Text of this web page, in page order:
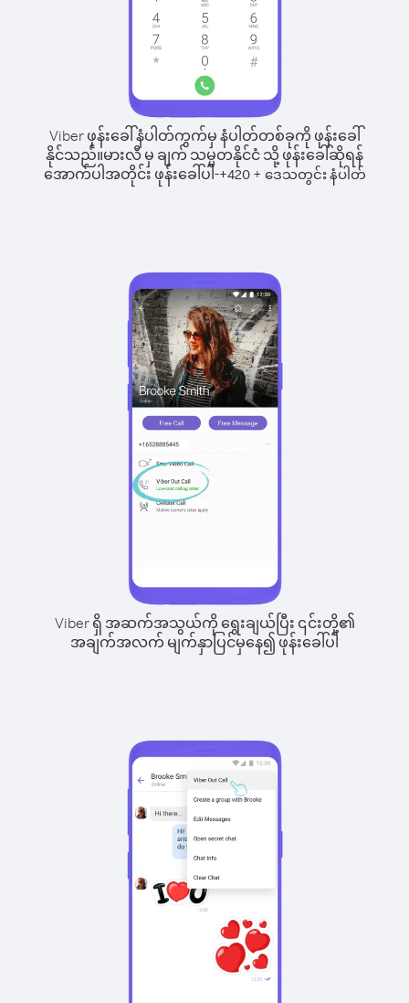
Viber ဖုန်းခေါ်နံပါတ်ကွက်မှ နံပါတ်တစ်ခုကို ဖုန်းခေါ်
နိုင်သည်။မားလီ မှ ချက် သမ္မတနိုင်ငံ သို့ ဖုန်းခေါ်ဆိုရန်
အောက်ပါအတိုင်း ဖုန်းခေါ်ပါ-+420+ ဒေသတွင်း နံပါတ်
Viber ရှိ အဆက်အသွယ်ကို ရွေးချယ်ပြီး ၎င်းတို့၏
အချက်အလက် မျက်နှာပြင်မှနေ၍ ဖုန်းခေါ်ပါ